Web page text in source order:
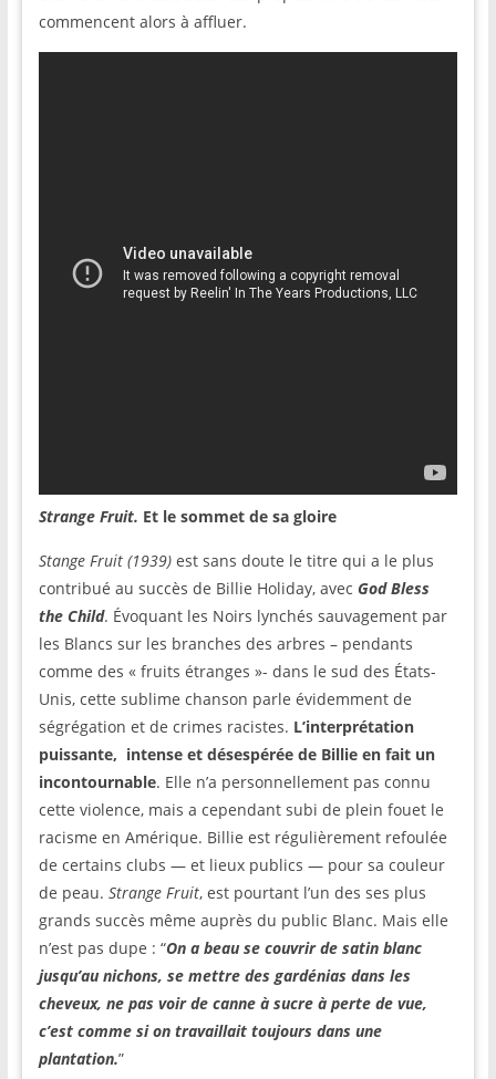
commencent alors à affluer.
Strange Fruit. Et le sommet de sa gloire
Stange Fruit (1939)est sans doute le titre qui a le plus
contribué au succès de Billie Holiday, avec God Bless
the Child. Évoquant les Noirs lynchés sauvagement par
les Blancs sur les branches des arbres – pendants
comme des « fruits étranges »- dans le sud des États-
Unis, cette sublime chanson parle évidemment de
ségrégation et de crimes racistes. L’interprétation
puissante, intense et désespérée de Billie en fait un
incontournable. Elle n’a personnellement pas connu
cette violence, mais a cependant subi de plein fouet le
racisme en Amérique. Billie est régulièrement refoulée
de certains clubs — et lieux publics — pour sa couleur
de peau. Strange Fruit, est pourtant l’un des ses plus
grands succès même auprès du public Blanc. Mais elle
n’est pas dupe : “On a beau se couvrir de satin blanc
jusqu’au nichons, se mettre des gardénias dans les
cheveux, ne pas voir de canne à sucre à perte de vue,
c’est comme si on travaillait toujours dans une
plantation.”